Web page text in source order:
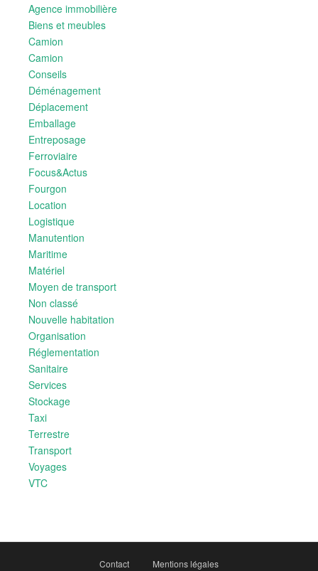
Agence immobilière
Biens et meubles
Camion
Camion
Conseils
Déménagement
Déplacement
Emballage
Entreposage
Ferroviaire
Focus&Actus
Fourgon
Location
Logistique
Manutention
Maritime
Matériel
Moyen de transport
Non classé
Nouvelle habitation
Organisation
Réglementation
Sanitaire
Services
Stockage
Taxi
Terrestre
Transport
Voyages
VTC
Contact Mentions légales